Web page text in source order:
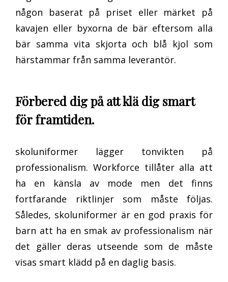
någon baserat på priset eller märket på
kavajen eller byxorna de bär eftersom alla
bär samma vita skjorta och blå kjol som
härstammar från samma leverantör.
Förbered dig på att klä dig smart
för framtiden.
skoluniformer lägger tonvikten på
professionalism. Workforce tillåter alla att
ha en känsla av mode men det finns
fortfarande riktlinjer som måste följas.
Således, skoluniformer är en god praxis för
barn att ha en smak av professionalism när
det gäller deras utseende som de måste
visas smart klädd på en daglig basis.